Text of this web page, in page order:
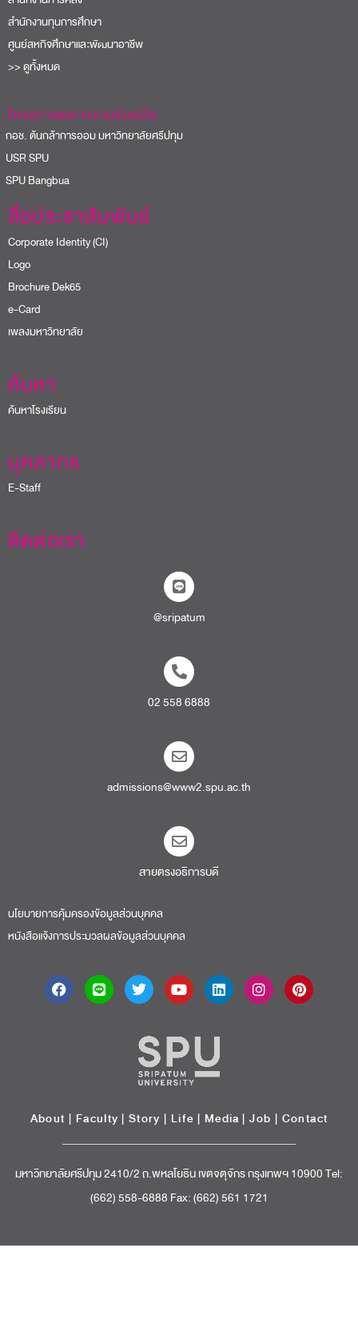
สำนักงานทุนการศึกษา
ศูนย์สหกิจศึกษาและพัฒนาอาชีพ
>> ดูทั้งหมด
โครงการและความร่วมมือ
ช. ต้นกล้าการออม มหาวิทยาลัยศรีปทุม
SPU
Bangbua
สื่อประชาสัมพันธ์
Corporate Identity (CI)
Logo
Brochure Dek65
e-Card
เพลงมหาวิทยาลัย
ค้นหา
ค้นหาโรงเรียน
บุคลากร
E-Staff
ติดต่อเรา
@sripatum
02 558 6888
admissions@www2.spu.ac.th
สายตรงอธิการบดี​
นโยบายการคุ้มครองข้อมูลส่วนบุคคล
หนังสือแจ้งการประมวลผลข้อมูลส่วนบุคคล
About | Faculty | Story | Life | Media |Job | Contact
มหาวิทยาลัยศรีปทุม 2410/2 ถ.พหลโยธิน เขตจตุจักร กรุงเทพฯ 10900 Tel:
(662) 558-6888 Fax: (662) 561 1721